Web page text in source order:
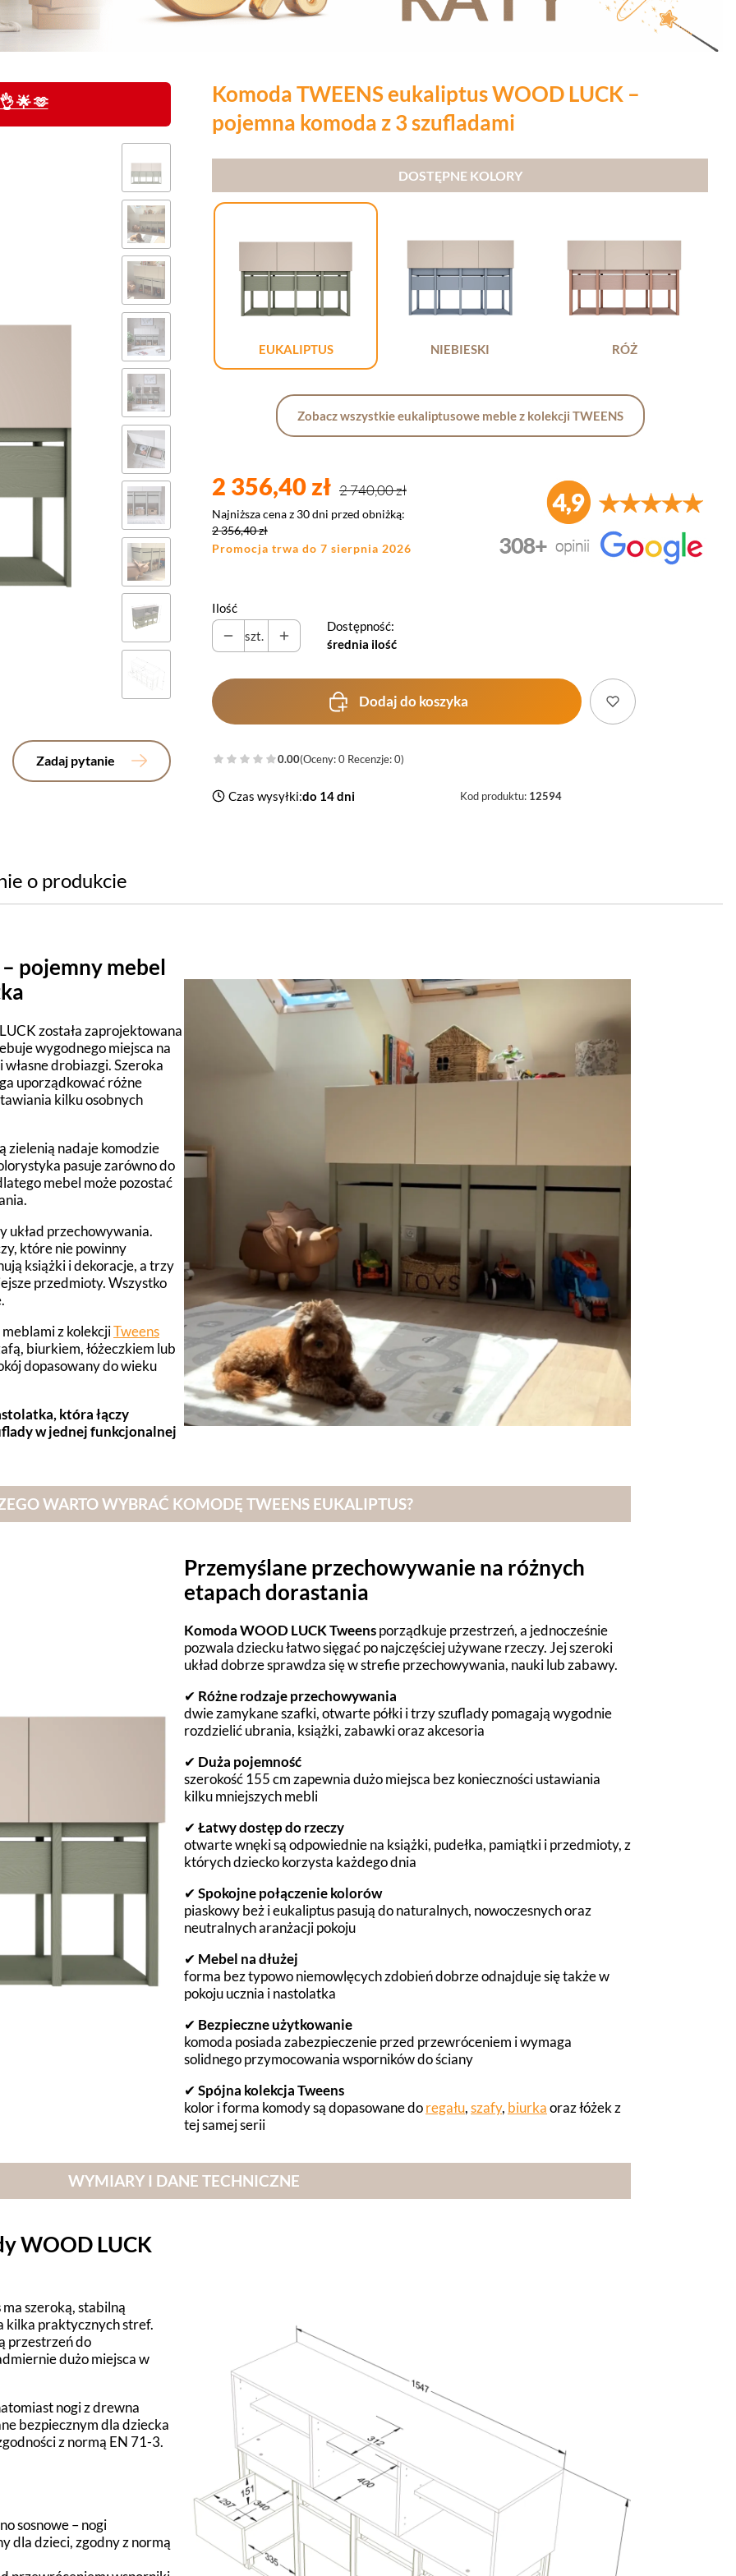
🌟 🫶
Zadaj pytanie
Komoda TWEENS eukaliptus WOOD LUCK –
pojemna komoda z 3 szufladami
DOSTĘPNE KOLORY
EUKALIPTUS NIEBIESKI RÓŻ
Zobacz wszystkie eukaliptusowe meble z kolekcji TWEENS
2 356,40 zł 2 740,00 zł
Najniższa cena z 30 dni przed obniżką:
2 356,40 zł
Promocja trwa do 7 sierpnia 2026
Ilość
szt.
Dostępność:
średnia ilość
Dodaj do koszyka
0.00(Oceny: 0 Recenzje: 0)
Czas wysyłki:do 14 dni Kod produktu: 12594
o produkcie
pojemny mebel
została zaprojektowana
wygodnego miejsca na
drobiazgi. Szeroka
uporządkować różne
kilku osobnych
zielenią nadaje komodzie
pasuje zarówno do
mebel może pozostać
układ przechowywania.
które nie powinny
książki i dekoracje, a trzy
przedmioty. Wszystko
z kolekcjiTweens
biurkiem, łóżeczkiem lub
dopasowany do wieku
która łączy
w jednej funkcjonalnej
WARTO WYBRAĆ KOMODĘ TWEENS EUKALIPTUS?
Przemyślane przechowywanie na różnych
etapach dorastania
Komoda WOOD LUCK Tweensporządkuje przestrzeń, a jednocześnie
pozwala dziecku łatwo sięgać po najczęściej używane rzeczy. Jej szeroki
układ dobrze sprawdza się w strefie przechowywania, nauki lub zabawy.
✔ Różne rodzaje przechowywania
dwie zamykane szafki, otwarte półki i trzy szuflady pomagają wygodnie
rozdzielić ubrania, książki, zabawki oraz akcesoria
✔ Duża pojemność
szerokość 155 cm zapewnia dużo miejsca bez konieczności ustawiania
kilku mniejszych mebli
✔Łatwy dostęp do rzeczy
otwarte wnęki są odpowiednie na książki, pudełka, pamiątki i przedmioty, z
których dziecko korzysta każdego dnia
✔Spokojne połączenie kolorów
piaskowy beż i eukaliptus pasują do naturalnych, nowoczesnych oraz
neutralnych aranżacji pokoju
✔ Mebel na dłużej
forma bez typowo niemowlęcych zdobień dobrze odnajduje się także w
pokoju ucznia i nastolatka
✔ Bezpieczne użytkowanie
komoda posiada zabezpieczenie przed przewróceniem i wymaga
solidnego przymocowania wsporników do ściany
✔Spójna kolekcja Tweens
kolor i forma komody są dopasowane doregału,szafy, biurkaoraz łóżek z
tej samej serii
WYMIARY I DANE TECHNICZNE
WOOD LUCK
ma szeroką, stabilną
kilka praktycznych stref.
przestrzeń do
dużo miejsca w
nogi z drewna
bezpiecznym dla dziecka
z normą EN 71-3.
sosnowe – nogi
dla dzieci, zgodny z normą